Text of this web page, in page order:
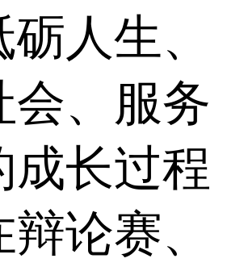
人生、
会、服务
成长过程
论赛、